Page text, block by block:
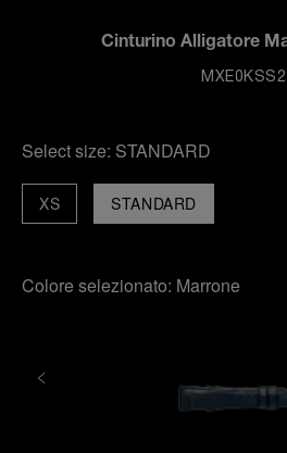
Cinturino Alligatore
MXE0KSS2
Select size: STANDARD
STANDARD
XS
Colore selezionato: Marrone